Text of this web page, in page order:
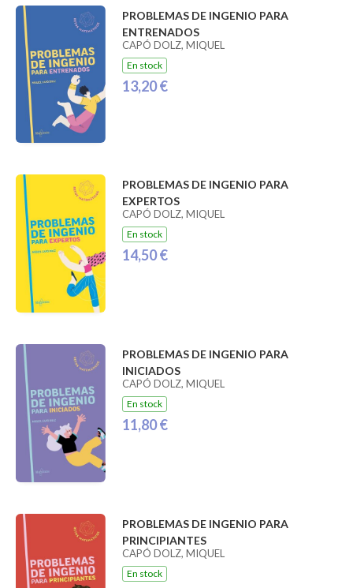
PROBLEMAS DE INGENIO PARA
ENTRENADOS
CAPÓ DOLZ, MIQUEL
En stock
13,20 €
PROBLEMAS DE INGENIO PARA
EXPERTOS
CAPÓ DOLZ, MIQUEL
En stock
14,50 €
PROBLEMAS DE INGENIO PARA
INICIADOS
CAPÓ DOLZ, MIQUEL
En stock
11,80 €
PROBLEMAS DE INGENIO PARA
PRINCIPIANTES
CAPÓ DOLZ, MIQUEL
En stock